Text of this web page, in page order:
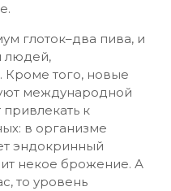
глоток–два пива, и
людей,
Кроме того, новые
международной
к
в организме
эндокринный
некое брожение. А
то уровень